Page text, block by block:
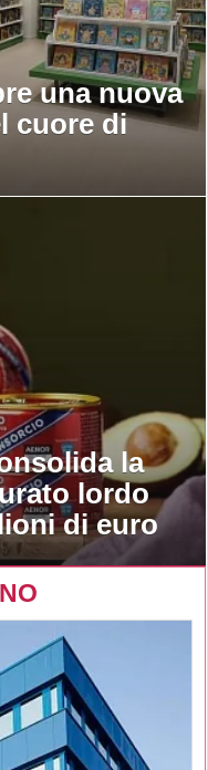
una nuova
cuore di
la
lordo
di euro